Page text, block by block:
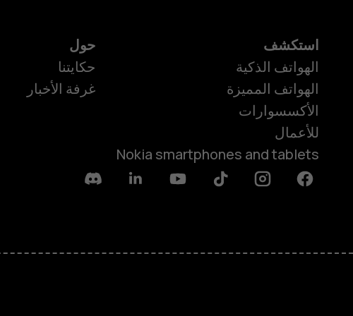
استكشف
الهواتف الذكية
الهواتف المميزة
الأكسسوارات
للأعمال
Nokia smartphones and tablets
حول
حكايتنا
غرفة الأخبار
Facebook
Instagram
Tiktok
Youtube
Linkedin
Discord